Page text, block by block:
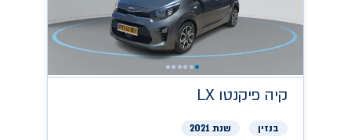
קיה פיקנטו LX
בנזין שנת 2021